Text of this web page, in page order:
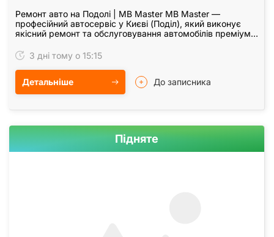
Ремонт авто на Подолі | MB Master MB Master —
професійний автосервіс у Києві (Поділ), який виконує
якісний ремонт та обслуговування автомобілів преміум-
3 дні тому о 15:15
Детальніше До записника
Підняте